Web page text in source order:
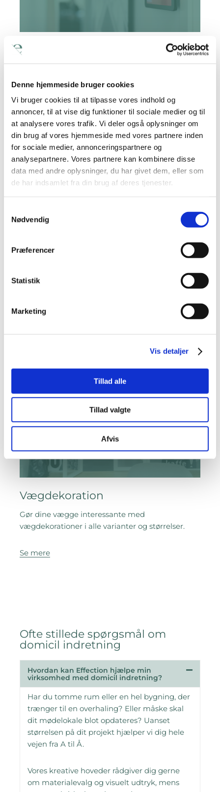
Denne hjemmeside bruger cookies
Vi bruger cookies til at tilpasse vores indhold og
annoncer, til at vise dig funktioner til sociale medier og til
at analysere vores trafik. Vi deler også oplysninger om
din brug af vores hjemmeside med vores partnere inden
for sociale medier, annonceringspartnere og
analysepartnere. Vores partnere kan kombinere disse
data med andre oplysninger, du har givet dem, eller som
de har indsamlet fra din brug af deres tjenester.
Nødvendig
Præferencer
Statistik
Marketing
Vis detaljer
Tillad alle
Tillad valgte
Afvis
Møderumsskærm
og giver et hurtigt og nemt overblik.
Se mere
Få billig udsmykning på dine vægge – og skift
Vægdekoration
Gør dine vægge interessante med
vægdekorationer i alle varianter og størrelser.
Se mere
Ofte stillede spørgsmål om
domicil indretning
Hvordan kan Effection hjælpe min
virksomhed med domicil indretning?
Har du tomme rum eller en hel bygning, der
trænger til en overhaling? Eller måske skal
dit mødelokale blot opdateres? Uanset
størrelsen på dit projekt hjælper vi dig hele
vejen fra A til Å.
Vores kreative hoveder rådgiver dig gerne
om materialevalg og visuelt udtryk, mens